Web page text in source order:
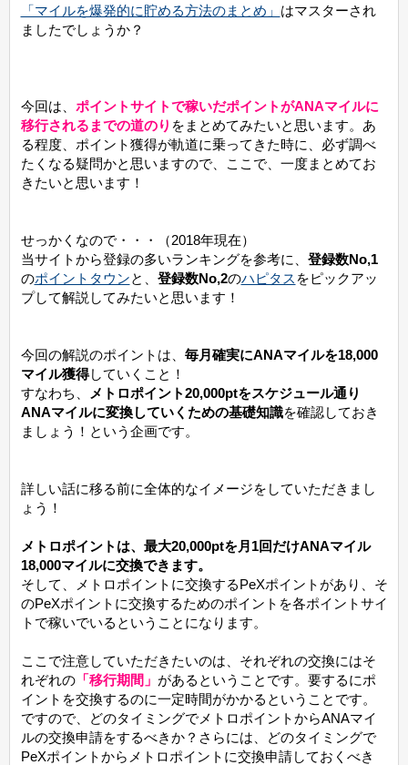
「マイルを爆発的に貯める方法のまとめ」 はマスターされ
ましたでしょうか？
今回は、 ポイントサイトで稼いだポイントがANAマイルに
移行されるまでの道のり をまとめてみたいと思います。あ
る程度、ポイント獲得が軌道に乗ってきた時に、必ず調べ
たくなる疑問かと思いますので、ここで、一度まとめてお
きたいと思います！
せっかくなので・・・（2018年現在）
当サイトから登録の多いランキングを参考に、 登録数No,1
のポイントタウンと、 登録数No,2のハピタス をピックアッ
プして解説してみたいと思います！
今回の解説のポイントは、 毎月確実にANAマイルを18,000
マイル獲得していくこと！
すなわち、
メトロポイント20,000ptをスケジュール通り
ANAマイルに変換していくための基礎知識を確認しておき
ましょう！という企画です。
詳しい話に移る前に全体的なイメージをしていただきまし
ょう！
メトロポイントは、最大20,000ptを月1回だけANAマイル
18,000マイルに交換できます。
そして、メトロポイントに交換するPeXポイントがあり、そ
のPeXポイントに交換するためのポイントを各ポイントサイ
トで稼いでいるということになります。
ここで注意していただきたいのは、それぞれの交換にはそ
れぞれの「移行期間」 があるということです。要するにポ
イントを交換するのに一定時間がかかるということです。
ですので、どのタイミングでメトロポイントからANAマイ
ルの交換申請をするべきか？さらには、どのタイミングで
PeXポイントからメトロポイントに交換申請しておくべき